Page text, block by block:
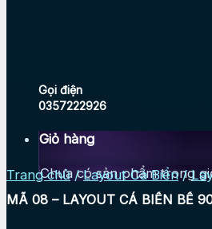
Gọi điện
0357222926
Giỏ hàng
Chưa có sản phẩm trong
Trang chủ / Layout Cá Biển /
MÃ 08 – LAYOUT CÁ BIỂN BỂ